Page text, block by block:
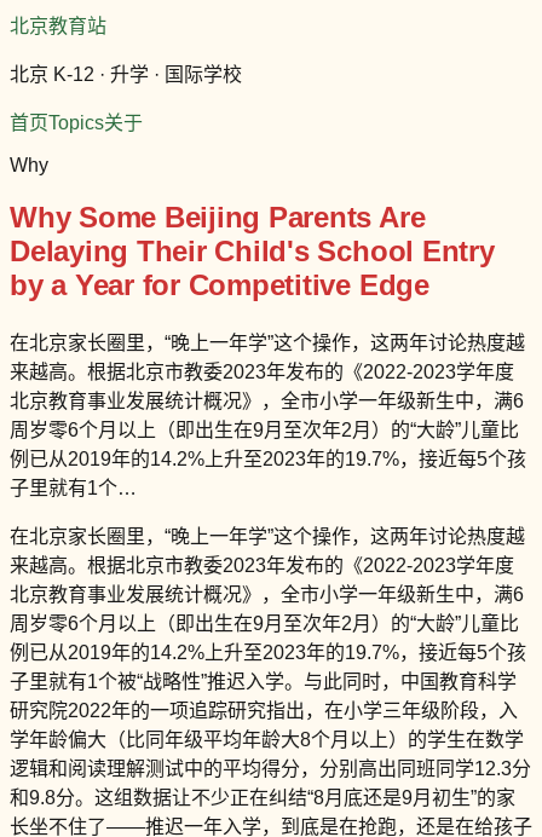
北京教育站
北京 K-12 · 升学 · 国际学校
首页Topics关于
Why
Why Some Beijing Parents Are
Delaying Their Child's School Entry
by a Year for Competitive Edge
在北京家长圈里，“晚上一年学”这个操作，这两年讨论热度越
来越高。根据北京市教委2023年发布的《2022-2023学年度
北京教育事业发展统计概况》，全市小学一年级新生中，满6
周岁零6个月以上（即出生在9月至次年2月）的“大龄”儿童比
例已从2019年的14.2%上升至2023年的19.7%，接近每5个孩
子里就有1个…
在北京家长圈里，“晚上一年学”这个操作，这两年讨论热度越
来越高。根据北京市教委2023年发布的《2022-2023学年度
北京教育事业发展统计概况》，全市小学一年级新生中，满6
周岁零6个月以上（即出生在9月至次年2月）的“大龄”儿童比
例已从2019年的14.2%上升至2023年的19.7%，接近每5个孩
子里就有1个被“战略性”推迟入学。与此同时，中国教育科学
研究院2022年的一项追踪研究指出，在小学三年级阶段，入
学年龄偏大（比同年级平均年龄大8个月以上）的学生在数学
逻辑和阅读理解测试中的平均得分，分别高出同班同学12.3分
和9.8分。这组数据让不少正在纠结“8月底还是9月初生”的家
长坐不住了——推迟一年入学，到底是在抢跑，还是在给孩子